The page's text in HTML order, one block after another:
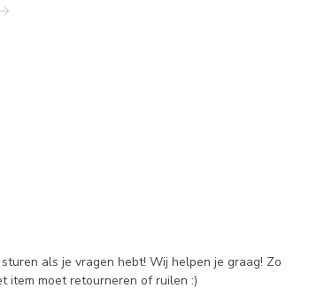
als je vragen hebt! Wij helpen je graag! Zo
item moet retourneren of ruilen :)